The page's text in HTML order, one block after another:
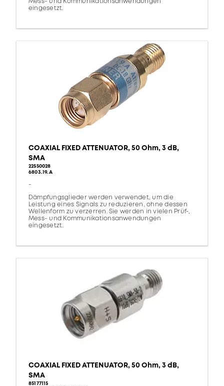
eingesetzt.
COAXIAL FIXED ATTENUATOR, 50 Ohm, 3 dB,
SMA
22550028
6803.19.A
-
Dämpfungsglieder werden verwendet, um die
Leistung eines Signals zu reduzieren, ohne dessen
Wellenform zu verzerren. Sie werden in vielen Prüf-,
Mess- und Kommunikationsanwendungen
eingesetzt.
COAXIAL FIXED ATTENUATOR, 50 Ohm, 3 dB,
SMA
85177115